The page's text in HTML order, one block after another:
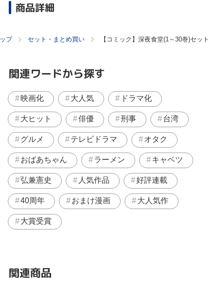
商品詳細
プ セット・まとめ買い 【コミック】深夜食堂(1～30巻)セット
関連ワードから探す
映画化 大人気 ドラマ化
大ヒット 俳優 刑事 台湾
グルメ テレビドラマ オタク
おばあちゃん ラーメン キャベツ
弘兼憲史 人気作品 好評連載
40周年 おまけ漫画 大人気作
大賞受賞
関連商品